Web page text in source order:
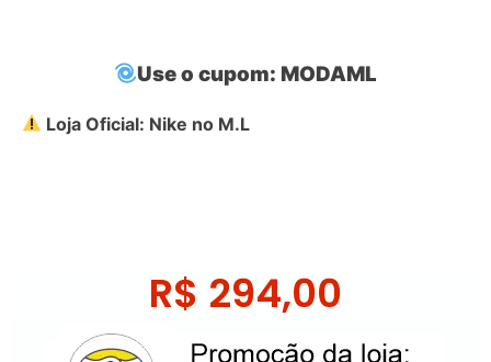
Use o cupom: MODAML
Loja Oficial: Nike no M.L
R$ 294,00